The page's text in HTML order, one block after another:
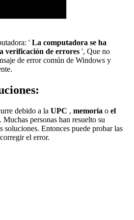
' La computadora se ha
verificación de errores ', Que no
de error común de Windows y
debido a la UPC , memoria o el
. Muchas personas han resuelto su
soluciones. Entonces puede probar las
el error.